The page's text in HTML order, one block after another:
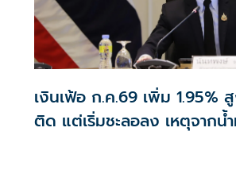
เงินเฟ้อ ก.ค.69 เพิ่ม 1.95%
ติด แต่เริ่มชะลอลง เหตุจากน้